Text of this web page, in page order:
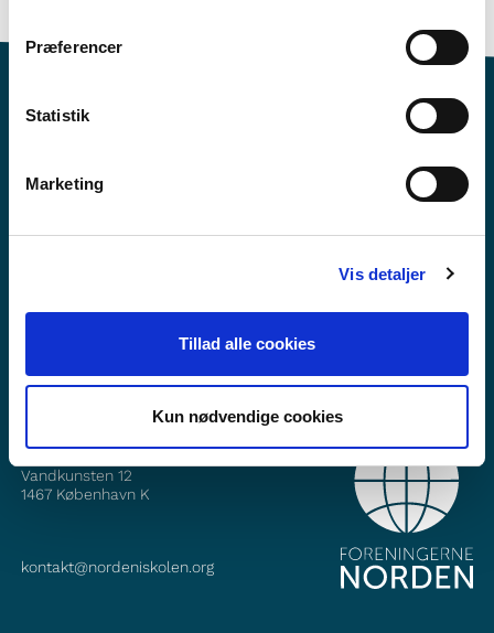
Præferencer
Statistik
Marketing
Vis detaljer
Tillad alle cookies
Kun nødvendige cookies
Vill du veta mer om Norden i skolan?
Prenumerera på vårt nyhetsbrev
Vandkunsten 12
1467 København K
kontakt@nordeniskolen.org